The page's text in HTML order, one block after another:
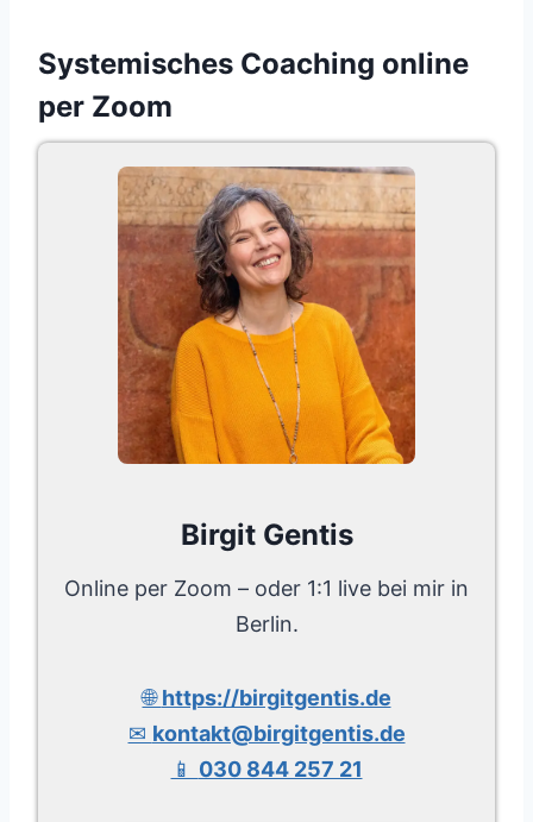
Systemisches Coaching online
per Zoom
Birgit Gentis
Online per Zoom – oder 1:1 live bei mir in
Berlin.
🌐https://birgitgentis.de
✉ kontakt@birgitgentis.de
📱 030 844 257 21